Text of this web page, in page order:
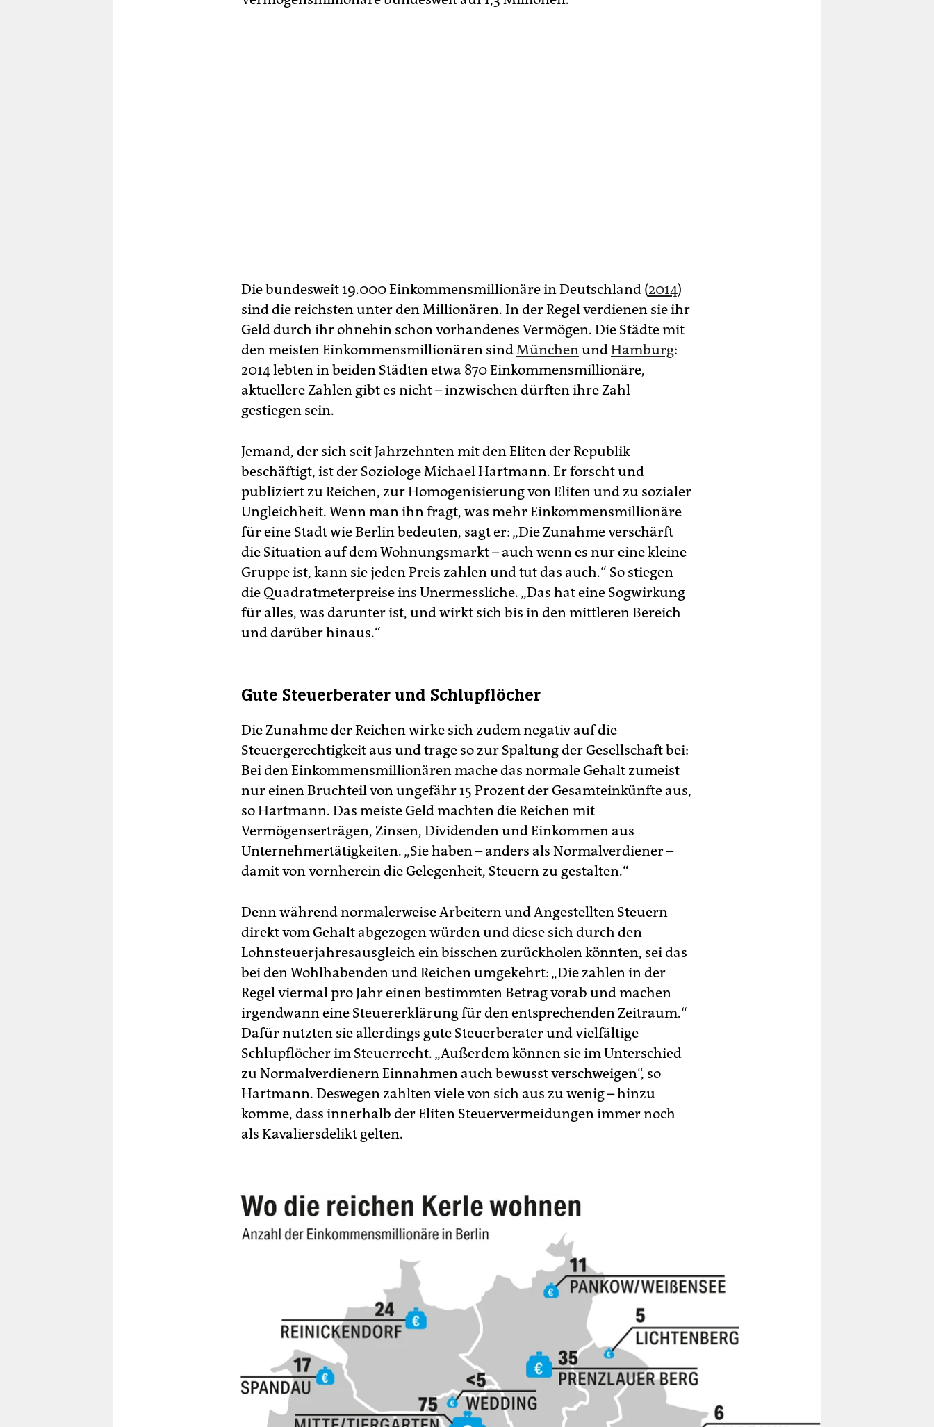
Die bundesweit 19.000 Einkommensmillionäre in Deutschland (2014)
sind die reichsten unter den Millionären. In der Regel verdienen sie ihr
Geld durch ihr ohnehin schon vorhandenes Vermögen. Die Städte mit
den meisten Einkommensmillionären sindMünchenundHamburg:
2014 lebten in beiden Städten etwa 870 Einkommensmillionäre,
aktuellere Zahlen gibt es nicht – inzwischen dürften ihre Zahl
gestiegen sein.
Jemand, der sich seit Jahrzehnten mit den Eliten der Republik
beschäftigt, ist der Soziologe Michael Hartmann. Er forscht und
publiziert zu Reichen, zur Homogenisierung von Eliten und zu sozialer
Ungleichheit. Wenn man ihn fragt, was mehr Einkommensmillionäre
für eine Stadt wie Berlin bedeuten, sagt er: „Die Zunahme verschärft
die Situation auf dem Wohnungsmarkt – auch wenn es nur eine kleine
Gruppe ist, kann sie jeden Preis zahlen und tut das auch.“ So stiegen
die Quadratmeterpreise ins Unermessliche. „Das hat eine Sogwirkung
für alles, was darunter ist, und wirkt sich bis in den mittleren Bereich
und dar­über hinaus.“
Gute Steuerberater und Schlupflöcher
Die Zunahme der Reichen wirke sich zudem negativ auf die
Steuergerechtigkeit aus und trage so zur Spaltung der Gesellschaft bei:
Bei den Einkommensmillionären mache das normale Gehalt zumeist
nur einen Bruchteil von ungefähr 15 Prozent der Gesamteinkünfte aus,
so Hartmann. Das meiste Geld machten die Reichen mit
Vermögenserträgen, Zinsen, Dividenden und Einkommen aus
Unternehmertätigkeiten. „Sie haben – anders als Normalverdiener –
damit von vornherein die Gelegenheit, Steuern zu gestalten.“
Denn während normalerweise Arbeitern und Angestellten Steuern
direkt vom Gehalt abgezogen würden und diese sich durch den
Lohnsteuerjahresausgleich ein bisschen zurückholen könnten, sei das
bei den Wohlhabenden und Reichen umgekehrt: „Die zahlen in der
Regel viermal pro Jahr einen bestimmten Betrag vorab und machen
irgendwann eine Steuererklärung für den entsprechenden Zeitraum.“
Dafür nutzten sie allerdings gute Steuerberater und vielfältige
Schlupflöcher im Steuerrecht. „Außerdem können sie im Unterschied
zu Normalverdienern Einnahmen auch bewusst verschweigen“, so
Hartmann. Deswegen zahlten viele von sich aus zu wenig – hinzu
komme, dass innerhalb der Eliten Steuervermeidungen immer noch
als Kavaliersdelikt gelten.